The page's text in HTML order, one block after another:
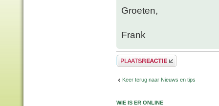
Groeten,
Frank
Plaats een reactie
Keer terug naar Nieuws en tips
WIE IS ER ONLINE